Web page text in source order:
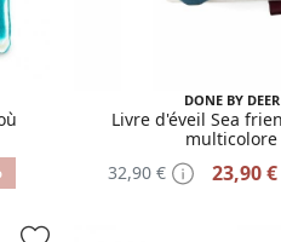
DONE BY DEER
Livre d'éveil Sea
multicolore
32,90 €
23,90 €